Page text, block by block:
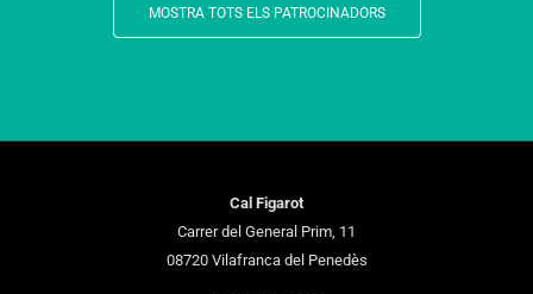
MOSTRA TOTS ELS PATROCINADORS
Cal Figarot
Carrer del General Prim, 11
08720 Vilafranca del Penedès